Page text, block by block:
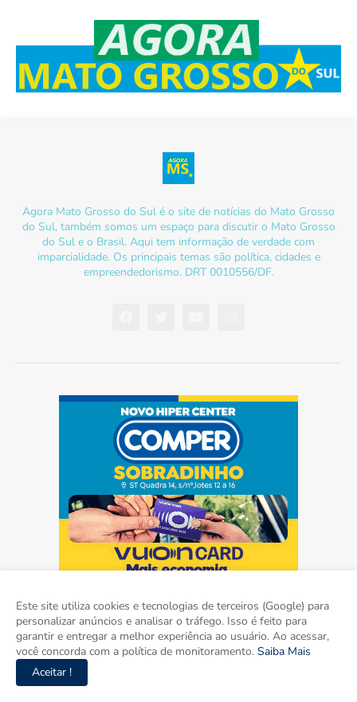
Agora Mato Grosso do Sul é o site de notícias do Mato Grosso
do Sul, também somos um espaço para discutir o Mato Grosso
do Sul e o Brasil. Aqui tem informação de verdade com
imparcialidade. Os principais temas são política, cidades e
empreendedorismo. DRT 0010556/DF.
Este site utiliza cookies e tecnologias de terceiros (Google) para
personalizar anúncios e analisar o tráfego. Isso é feito para
garantir e entregar a melhor experiência ao usuário. Ao acessar,
você concorda com a política de monitoramento. Saiba Mais
Aceitar !